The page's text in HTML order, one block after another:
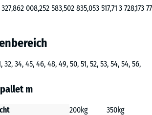
327,862 008,252 583,502 835,053 517,71 3 728,173
32, 34, 45, 46, 48, 49, 50, 51, 52, 53, 54, 54, 56,
m
200kg
350kg